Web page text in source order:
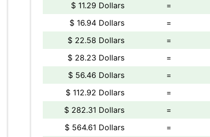
$ 11.29 Dollars
=
$ 16.94 Dollars
=
$ 22.58 Dollars
=
$ 28.23 Dollars
=
$ 56.46 Dollars
=
$ 112.92 Dollars
=
$ 282.31 Dollars
=
$ 564.61 Dollars
=